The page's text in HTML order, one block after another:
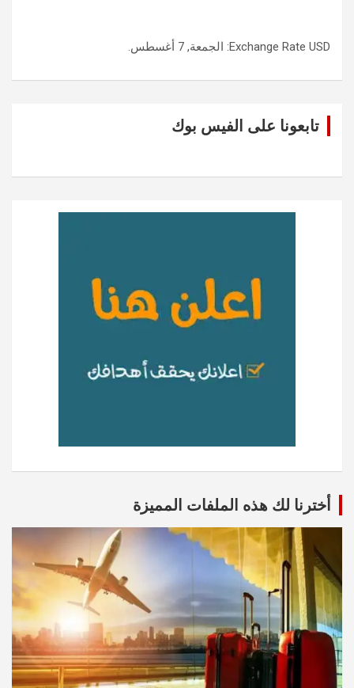
Exchange Rate USD : الجمعة, 7 أغسطس.
تابعونا على الفيس بوك
أخترنا لك هذه الملفات المميزة